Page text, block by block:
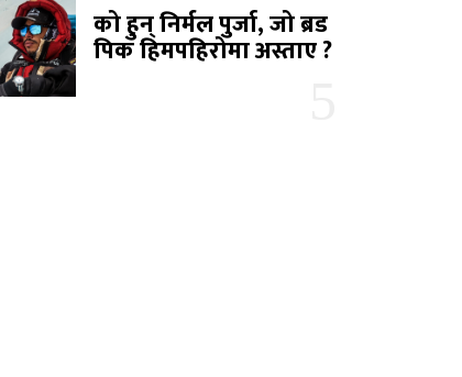
को हुन् निर्मल पुर्जा, जो ब्रड
पिक हिमपहिरोमा अस्ताए ?